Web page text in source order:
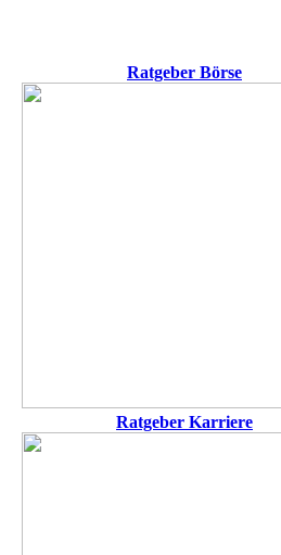
Ratgeber Börse
Ratgeber Karriere